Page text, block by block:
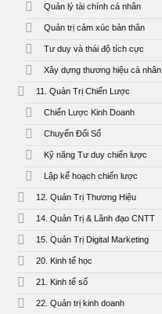
Quản lý tài chính cá nhân
Quản trị cảm xúc bản thân
Tư duy và thái độ tích cực
Xây dựng thương hiệu cá nhân
11. Quản Trị Chiến Lược
Chiến Lược Kinh Doanh
Chuyển Đổi Số
Kỹ năng Tư duy chiến lược
Lập kế hoạch chiến lược
12. Quản Trị Thương Hiệu
14. Quản Trị & Lãnh đạo CNTT
15. Quản Trị Digital Marketing
20. Kinh tế học
21. Kinh tế số
22. Quản trị kinh doanh